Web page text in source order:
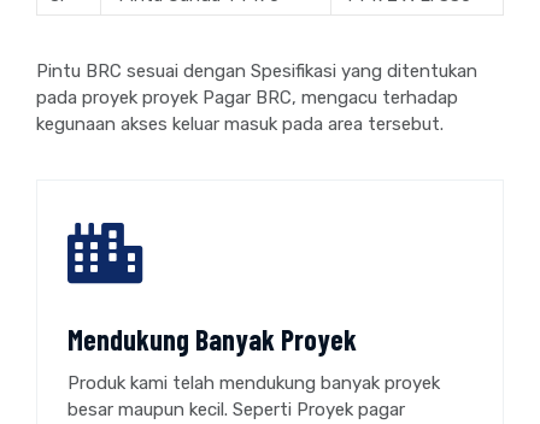
Pintu BRC sesuai dengan Spesifikasi yang ditentukan
pada proyek proyek Pagar BRC, mengacu terhadap
kegunaan akses keluar masuk pada area tersebut.
Mendukung Banyak Proyek
Produk kami telah mendukung banyak proyek
besar maupun kecil. Seperti Proyek pagar